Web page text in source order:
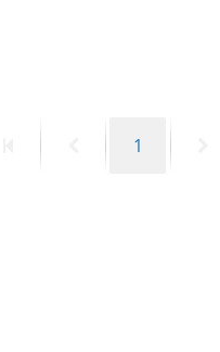
PreviousPage
1